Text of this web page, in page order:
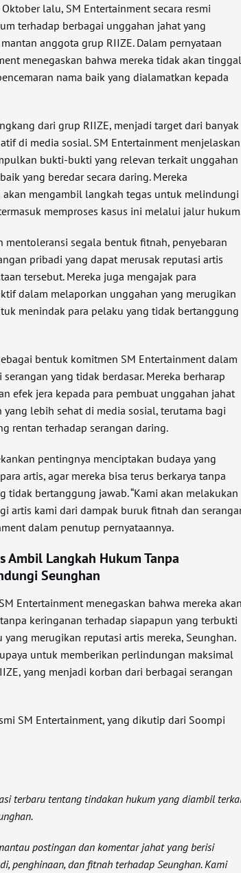
lalu, SM Entertainment secara resmi
terhadap berbagai unggahan jahat yang
anggota grup RIIZE. Dalam pernyataan
menegaskan bahwa mereka tidak akan tinggal
nama baik yang dialamatkan kepada
dari grup RIIZE, menjadi target dari banyak
di media sosial. SM Entertainment menjelaskan
bukti-bukti yang relevan terkait unggahan
yang beredar secara daring. Mereka
akan mengambil langkah tegas untuk melindungi
memproses kasus ini melalui jalur
mentoleransi segala bentuk fitnah, penyebaran
pribadi yang dapat merusak reputasi artis
tersebut. Mereka juga mengajak para
dalam melaporkan unggahan yang merugikan
menindak para pelaku yang tidak bertanggung
bentuk komitmen SM Entertainment dalam
yang tidak berdasar. Mereka berharap
efek jera kepada para pembuat unggahan jahat
lebih sehat di media sosial, terutama bagi
rentan terhadap serangan daring.
pentingnya menciptakan budaya yang
artis, agar mereka bisa terus berkarya tanpa
tidak bertanggung jawab. “Kami akan melakukan
artis kami dari dampak buruk fitnah dan
dalam penutup pernyataannya.
Ambil Langkah Hukum Tanpa
Seunghan
Entertainment menegaskan bahwa mereka akan
keringanan terhadap siapapun yang terbukti
merugikan reputasi artis mereka, Seunghan.
untuk memberikan perlindungan maksimal
yang menjadi korban dari berbagai serangan
SM Entertainment, yang dikutip dari Soompi
terbaru tentang tindakan hukum yang diambil
postingan dan komentar jahat yang berisi
penghinaan, dan fitnah terhadap Seunghan. Kami